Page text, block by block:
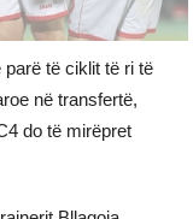
të ciklit të ri të
në transfertë,
do të mirëpret